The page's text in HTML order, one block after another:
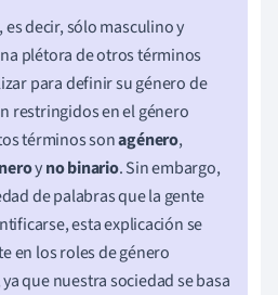
, es decir, sólo masculino y
plétora de otros términos
para definir su género de
restringidos en el género
términos sonagénero,
yno binario. Sin embargo,
de palabras que la gente
esta explicación se
en los roles de género
que nuestra sociedad se basa